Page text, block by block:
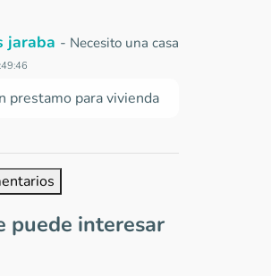
jaraba - Necesito una casa
prestamo para vivienda
puede interesar